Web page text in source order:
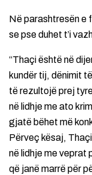
Në parashtresën e
se pse duhet t’i
“Thaçi është në
kundër tij, dënimit
të rezultojë prej
në lidhje me ato
gjatë bëhet më
Përveç kësaj,
në lidhje me veprat
që janë marrë për